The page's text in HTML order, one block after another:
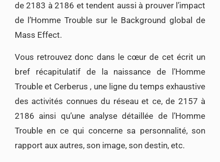
de 2183 à 2186 et tendent aussi à prouver l’impact
de l’Homme Trouble sur le Background global de
Mass Effect.
Vous retrouvez donc dans le cœur de cet écrit un
bref récapitulatif de la naissance de l’Homme
Trouble et Cerberus , une ligne du temps exhaustive
des activités connues du réseau et ce, de 2157 à
2186 ainsi qu’une analyse détaillée de l’Homme
Trouble en ce qui concerne sa personnalité, son
rapport aux autres, son image, son destin, etc.